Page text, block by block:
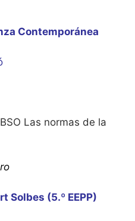
Contemporánea
Las normas de la
Solbes (5.º EEPP)